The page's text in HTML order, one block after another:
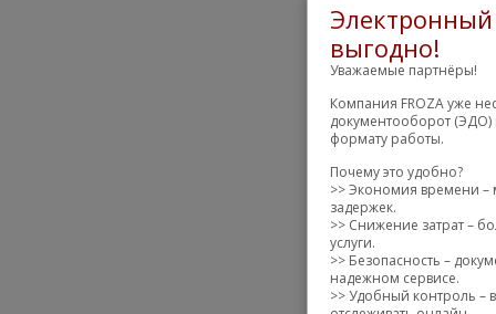
выгодно!
Уважаемые партнёры!
Компания FROZA уже
документооборот (ЭДО)
формату работы.
Почему это удобно?
>> Экономия времени –
задержек.
>> Снижение затрат –
услуги.
>> Безопасность –
надежном сервисе.
>> Удобный контроль –